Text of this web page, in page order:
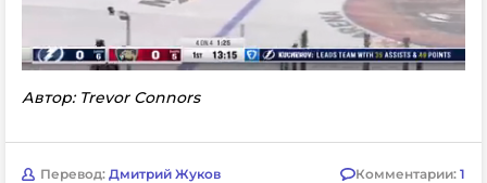
Автор: Trevor Connors
Перевод: Дмитрий Жуков Комментарии: 1